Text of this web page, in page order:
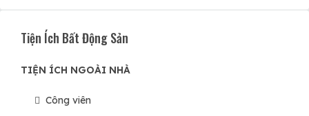
Tiện Ích Bất Động Sản
TIỆN ÍCH NGOÀI NHÀ
Công viên